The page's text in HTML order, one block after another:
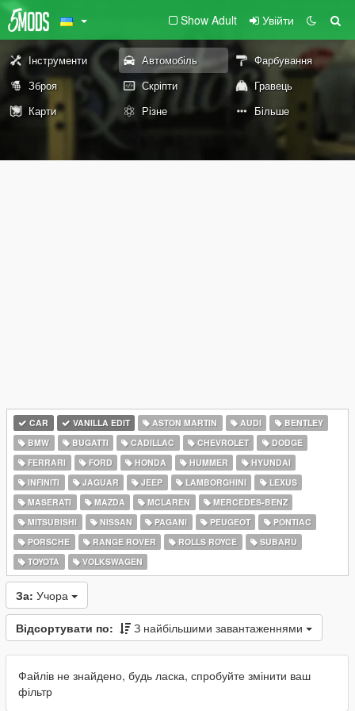
Show Adult Увійти
Інструменти Автомобіль
Фарбування
Зброя
Скріпти
Гравець
Карти
Різне Більше
CAR VANILLA EDIT ASTON MARTIN AUDI
BENTLEY
BMW
BUGATTI CADILLAC CHEVROLET
DODGE
FERRARI
FORD HONDA HUMMER
HYUNDAI
INFINITI
JAGUAR JEEP LAMBORGHINI
LEXUS
MASERATI
MAZDA MCLAREN
MERCEDES-BENZ
MITSUBISHI
NISSAN PAGANI PEUGEOT
PONTIAC
PORSCHE
RANGE ROVER ROLLS ROYCE
SUBARU
TOYOTA
VOLKSWAGEN
За: Учора
Відсортувати по: З найбільшими завантаженнями
Файлів не знайдено, будь ласка, спробуйте змінити ваш
фільтр